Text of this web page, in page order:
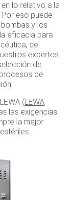
lo relativo a la
eso puede
y los
eficacia para
de
expertos
de
de
(LEWA
las exigencias
la mejor